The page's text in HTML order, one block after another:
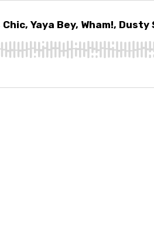
Dusty Springfield et plus
Yaya Bey, Wham!,